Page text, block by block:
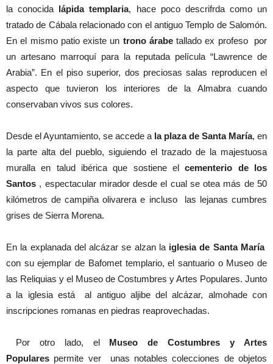
la conocida lápida templaria, hace poco descrifrda como un
tratado de Cábala relacionado con el antiguo Templo de Salomón.
En el mismo patio existe un trono árabetallado ex profeso por
un artesano marroquí para la reputada película “Lawrence de
Arabia”. En el piso superior, dos preciosas salas reproducen el
aspecto que tuvieron los interiores de la Almabra cuando
conservaban vivos sus colores.
Desde el Ayuntamiento, se accede a la plaza de Santa María, en
la parte alta del pueblo, siguiendo el trazado de la majestuosa
muralla en talud ibérica que sostiene elcementerio de los
Santos , espectacular mirador desde el cual se otea más de 50
kilómetros de campiña olivarera e incluso las lejanas cumbres
grises de Sierra Morena.
En la explanada del alcázar se alzan la iglesia de Santa María
con su ejemplar de Bafomet templario, el santuario o Museo de
las Reliquias y el Museo de Costumbres y Artes Populares. Junto
a la iglesia está al antiguo aljibe del alcázar, almohade con
inscripciones romanas en piedras reaprovechadas.
Por otro lado, el Museo de Costumbres y Artes
Populares permite ver unas notables colecciones de objetos